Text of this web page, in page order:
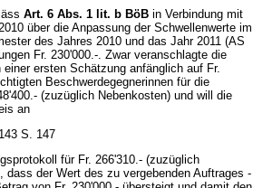
Art. 6 Abs. 1 lit. b BöB in Verbindung mit
über die Anpassung der Schwellenwerte im
des Jahres 2010 und das Jahr 2011 (AS
Fr. 230'000.-. Zwar veranschlagte die
ersten Schätzung anfänglich auf Fr.
Beschwerdegegnerinnen für die
(zuzüglich Nebenkosten) und will die
an
S. 147
für Fr. 266'310.- (zuzüglich
der Wert des zu vergebenden Auftrages -